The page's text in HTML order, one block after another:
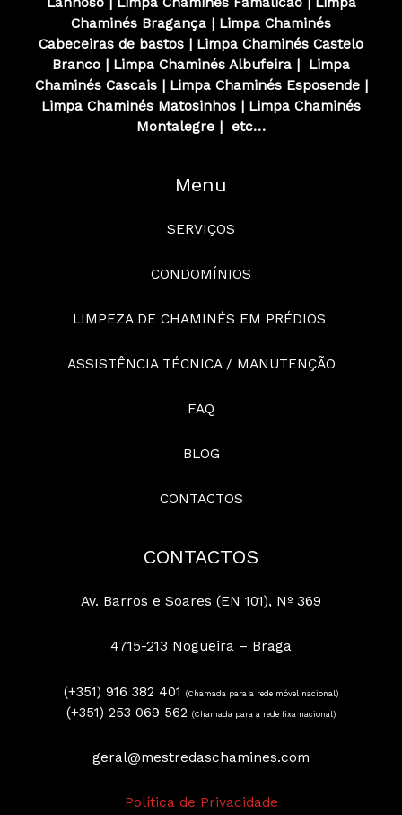
Chaminés Bragança | Limpa Chaminés
Cabeceiras de bastos | Limpa Chaminés Castelo
Branco | Limpa Chaminés Albufeira | Limpa
Chaminés Cascais| Limpa ChaminésEsposende|
Limpa Chaminés Matosinhos | Limpa Chaminés
Montalegre | etc…
Menu
SERVIÇOS
CONDOMÍNIOS
LIMPEZA DE CHAMINÉS EM PRÉDIOS
ASSISTÊNCIA TÉCNICA / MANUTENÇÃO
FAQ
BLOG
CONTACTOS
CONTACTOS
Av. Barros e Soares (EN 101), Nº 369
4715-213 Nogueira – Braga
(+351) 916 382 401 (Chamada para a rede móvel nacional)
(+351) 253 069 562 (Chamada para a rede fixa nacional)
geral@mestredaschamines.com
Política de Privacidade